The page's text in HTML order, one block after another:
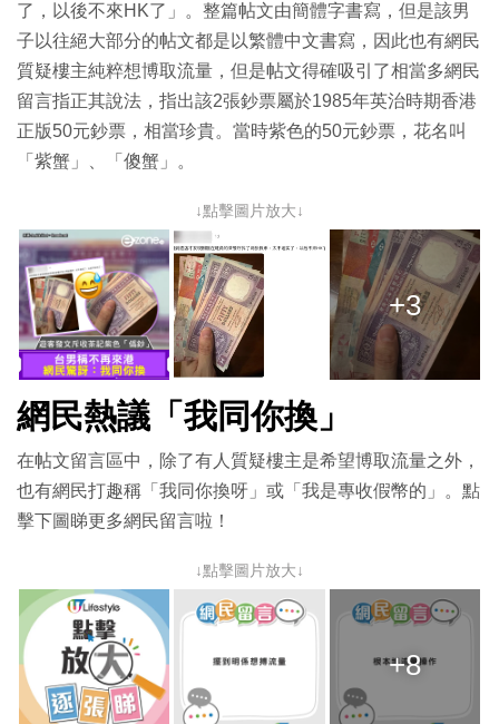
了，以後不來HK了」。整篇帖文由簡體字書寫，但是該男
子以往絕大部分的帖文都是以繁體中文書寫，因此也有網民
質疑樓主純粹想博取流量，但是帖文得確吸引了相當多網民
留言指正其說法，指出該2張鈔票屬於1985年英治時期香港
正版50元鈔票，相當珍貴。當時紫色的50元鈔票，花名叫
「 紫蟹」、「 傻蟹」。
↓點擊圖片放大↓
+3
網民熱議「我同你換」
在帖文留言區中，除了有人質疑樓主是希望博取流量之外，
也有網民打趣稱「我同你換呀」或「我是專收假幣的」。點
擊下圖睇更多網民留言啦！
↓點擊圖片放大↓
+8